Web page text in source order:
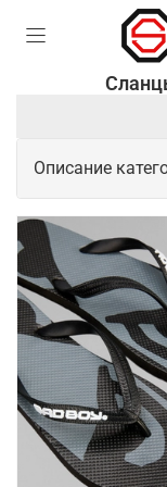
Описание
каждый день
Спортивные
обувь,
тренировок и
время года. Они
водостойких
синтетический
защиту стопы